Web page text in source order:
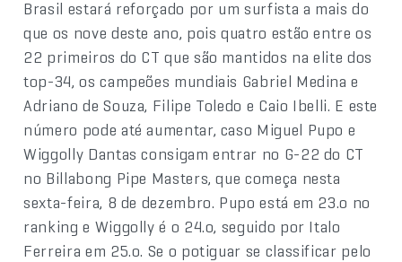
Brasil estará reforçado por um surfista a mais do
que os nove deste ano, pois quatro estão entre os
22 primeiros do CT que são mantidos na elite dos
top-34, os campeões mundiais Gabriel Medina e
Adriano de Souza, Filipe Toledo e Caio Ibelli. E este
número pode até aumentar, caso Miguel Pupo e
Wiggolly Dantas consigam entrar no G-22 do CT
no Billabong Pipe Masters, que começa nesta
sexta-feira, 8 de dezembro. Pupo está em 23.o no
ranking e Wiggolly é o 24.o, seguido por Italo
Ferreira em 25.o. Se o potiguar se classificar pelo